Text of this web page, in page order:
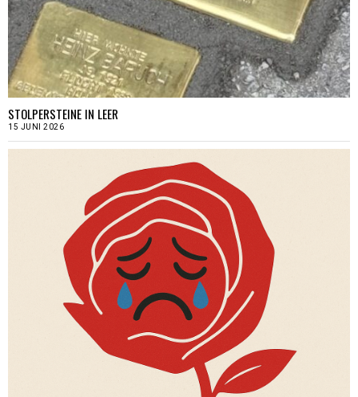
STOLPERSTEINE IN LEER
15 JUNI 2026